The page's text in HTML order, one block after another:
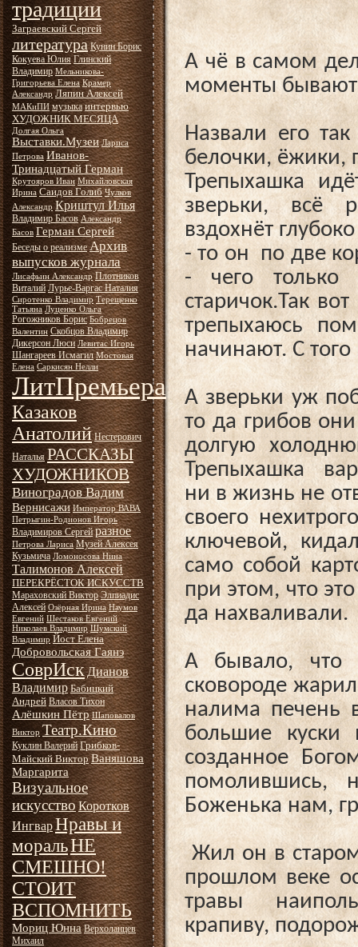
традиции
Заграевский Сергей
литература Кунин Борис
Кокуева Юлия Глинский
Владимир Мельникова-
Григорьева Елена Крамер
Александр Ляпин Алексей
МАКиПИ музыка интервью
ХУДОЖНИК МЕСЯЦА
Долгая Ольга
Выставки.Музеи Лариса
Петрова Иванов-
Тринадцатый Герман
Крутояров Иван Михайловская
Ирина Саидов Голиб Чулков
Александр Криштул Илья
Владимир Басов Александр
Басов Герман Сергей
Беседы о реализме Архив
выпусков журнала
Лисафьин Александр Плотников
Виталий Лурье-Варгас Наталия
Сиротенко Владимир Терещенко
Татьяна Луценко Ольга
Рогожников Борис Бобрецов
Валентин Скобцов Владимир
Дикерсон Люси Левитас Игорь
Шангареев Исмагил Мостовая
Елена Саркисян Нелли
ЛитПремьера
Казаков
Анатолий Нестерович
Наталья РАССКАЗЫ
ХУДОЖНИКОВ
Виноградов Вадим
Вернисажи Император ВАВА
Петрыгин-Родионов Игорь
Владимиров Сергей разное
Петрова Лариса Музей Алексея
Кузьмича Ломоносова Нина
Талимонов Алексей
ПЕРЕКРЁСТОК ИСКУССТВ
Мараховский Виктор Элпиадис
Алексей Озёрная Ирина Наумов
Евгений Шестаков Евгений
Николаев Владимир Шумский
Владимир Йост Елена
Добровольская Гаянэ
СоврИскДианов
Владимир Бабицкий
Андрей Власов Тихон
Алёшкин Пётр Шаповалов
Виктор Театр.Кино
Куклин Валерий Грибков-
Майский Виктор Ваняшова
Маргарита
Визуальное
искусствоКоротков
ИнгварНравы и
моральНЕ
СМЕШНО!
СТОИТ
ВСПОМНИТЬ
Мориц Юнна Верхоланцев
Михаил
А чё в самом
моменты
Назвали его
белочки, ёжики,
Трепыхашка
зверьки, всё
вздохнёт
- то он по две
- чего
старичок.Так
трепыхаюсь
начинают. С
А зверьки уж
то да грибов
долгую
Трепыхашка
ни в жизнь не
своего
ключевой,
само собой
при этом, что
да нахваливали.
А бывало, что
сковороде
налима печень
большие
созданное
помолившись,
Боженька нам,
Жил он в
прошлом веке
травы
крапиву,